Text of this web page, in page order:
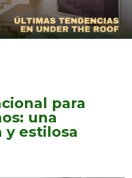
para
una
y estilosa